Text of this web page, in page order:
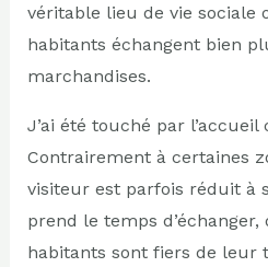
véritable lieu de vie sociale
habitants échangent bien
marchandises.
J’ai été touché par
Contrairement à certaines
visiteur est parfois réduit à
prend le temps d’échanger,
habitants sont fiers de leur